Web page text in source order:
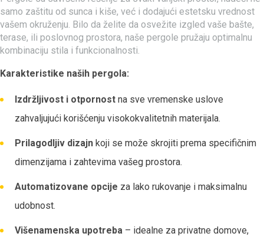
samo zaštitu od sunca i kiše, već i dodajući estetsku vrednost
vašem okruženju. Bilo da želite da osvežite izgled vaše bašte,
terase, ili poslovnog prostora, naše pergole pružaju optimalnu
kombinaciju stila i funkcionalnosti.
Karakteristike naših pergola:
Izdržljivost i otpornost na sve vremenske uslove
zahvaljujući korišćenju visokokvalitetnih materijala.
Prilagodljiv dizajn koji se može skrojiti prema specifičnim
dimenzijama i zahtevima vašeg prostora.
Automatizovane opcije za lako rukovanje i maksimalnu
udobnost.
Višenamenska upotreba – idealne za privatne domove,